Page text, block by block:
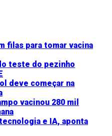
filas para tomar vacina
teste do pezinho
deve começar na
vacinou 280 mil
e IA, aponta